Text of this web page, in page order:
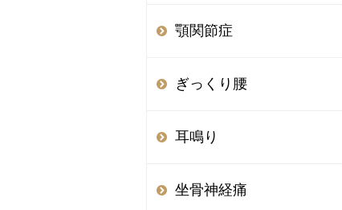
顎関節症
ぎっくり腰
耳鳴り
坐骨神経痛